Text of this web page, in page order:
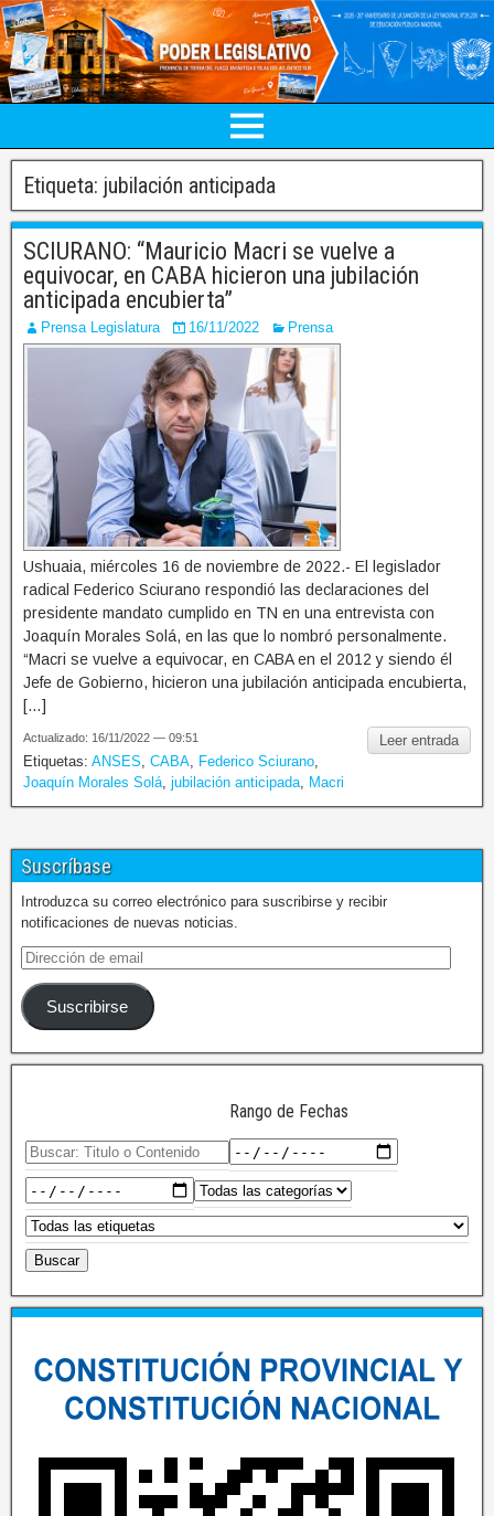
Etiqueta: jubilación anticipada
SCIURANO: “Mauricio Macri se vuelve a
equivocar, en CABA hicieron una jubilación
anticipada encubierta”
Prensa Legislatura 16/11/2022 Prensa
Ushuaia, miércoles 16 de noviembre de 2022.- El legislador
radical Federico Sciurano respondió las declaraciones del
presidente mandato cumplido en TN en una entrevista con
Joaquín Morales Solá, en las que lo nombró personalmente.
“Macri se vuelve a equivocar, en CABA en el 2012 y siendo él
Jefe de Gobierno, hicieron una jubilación anticipada encubierta,
[…]
Leer entrada
Actualizado: 16/11/2022 — 09:51
Etiquetas: ANSES CABA Federico Sciurano
Joaquín Morales Solá jubilación anticipada Macri
Suscríbase
Introduzca su correo electrónico para suscribirse y recibir
notificaciones de nuevas noticias.
Suscribirse
Rango de Fechas